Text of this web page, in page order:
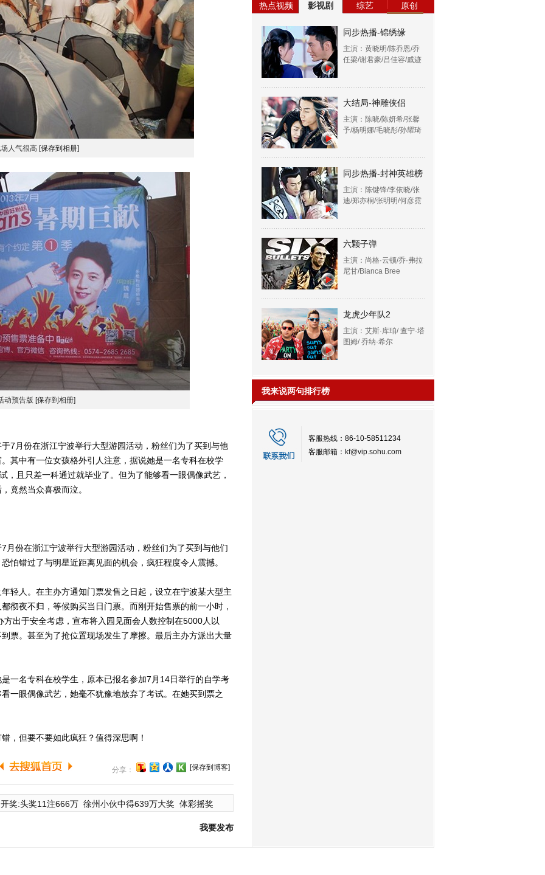
人气很高 [保存到相册]
动预告版 [保存到相册]
份在浙江宁波举行大型游园活动，粉丝们为了买到与他
其中有一位女孩格外引人注意，据说她是一名专科在校学
，且只差一科通过就毕业了。但为了能够看一眼偶像武艺，
竟然当众喜极而泣。
在浙江宁波举行大型游园活动，粉丝们为了买到与他们
怕错过了与明星近距离见面的机会，疯狂程度令人震撼。
人。在主办方通知门票发售之日起，设立在宁波某大型主
彻夜不归，等候购买当日门票。而刚开始售票的前一小时，
出于安全考虑，宣布将入园见面会人数控制在5000人以
票。甚至为了抢位置现场发生了摩擦。最后主办方派出大量
名专科在校学生，原本已报名参加7月14日举行的自学考
一眼偶像武艺，她毫不犹豫地放弃了考试。在她买到票之
但要不要如此疯狂？值得深思啊！
分享： [保存到博客]
奖:头奖11注666万 徐州小伙中得639万大奖 体彩摇奖
我要发布
热点视频 影视剧 综艺 原创
同步热播-锦绣缘
主演：黄晓明/陈乔恩/乔
任梁/谢君豪/吕佳容/戚迹
大结局-神雕侠侣
主演：陈晓/陈妍希/张馨
予/杨明娜/毛晓彤/孙耀琦
同步热播-封神英雄榜
主演：陈键锋/李依晓/张
迪/郑亦桐/张明明/何彦霓
六颗子弹
主演：尚格·云顿/乔·弗拉
尼甘/Bianca Bree
龙虎少年队2
主演：艾斯·库珀/ 查宁·塔
图姆/ 乔纳·希尔
我来说两句排行榜
客服热线：86-10-58511234
客服邮箱： kf@vip.sohu.com